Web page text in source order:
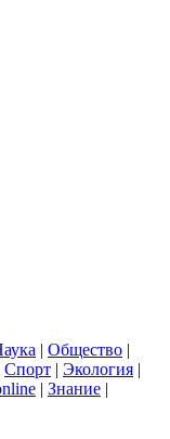
| Общество |
Спорт | Экология |
| Знание |